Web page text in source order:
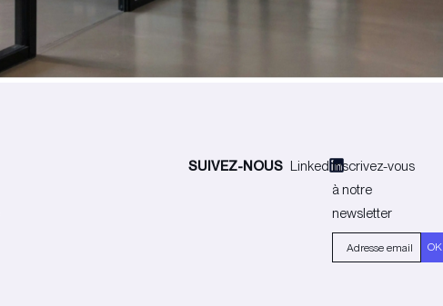
vos visiteurs.
SUIVEZ-NOUS LinkedinInscrivez-vous
à notre
newsletter
OK